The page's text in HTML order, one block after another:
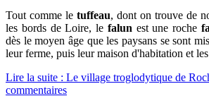
Tout comme le tuffeau, dont on trouve de
les bords de Loire, le falun est une roche
dès le moyen âge que les paysans se sont
leur ferme, puis leur maison d'habitation et
Lire la suite : Le village troglodytique de
commentaires